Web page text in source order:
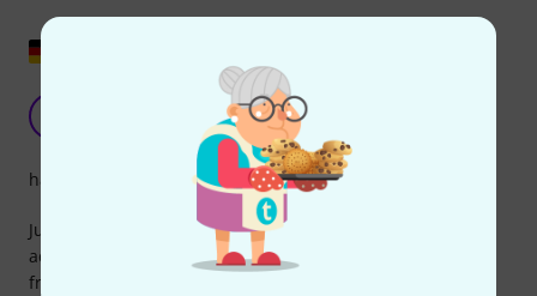
Vilka krav ställs på en sådan adapter?
SvenMiwula 24.01.2018
Just det, den ansluter ena änden till den andra. Den här
adaptern uppfyller den funktionen. Alla uttag/kontakter är
från Neutrik, och kabeln verkar också uppfylla kraven i
hantverkskvalitet